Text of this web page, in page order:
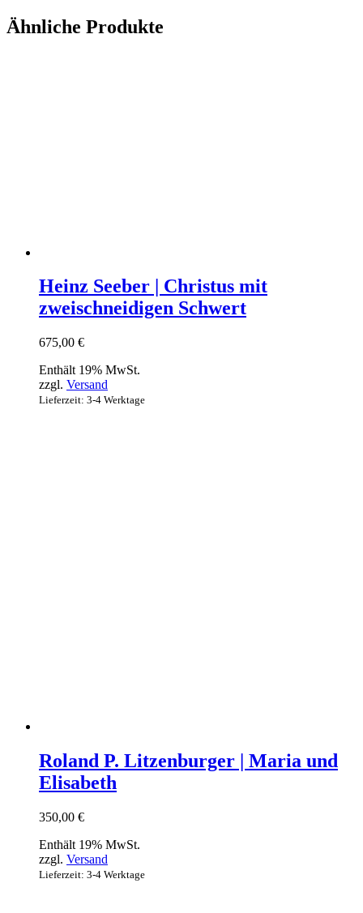
Ähnliche Produkte
Heinz Seeber | Christus mit
zweischneidigen Schwert
675,00 €
Enthält 19% MwSt.
zzgl. Versand
Lieferzeit: 3-4 Werktage
Roland P. Litzenburger | Maria und
Elisabeth
350,00 €
Enthält 19% MwSt.
zzgl. Versand
Lieferzeit: 3-4 Werktage